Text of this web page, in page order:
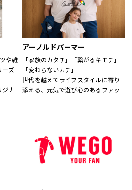
や雑
ーズ
ジナ
、
を
アーノルドパーマー
「家族のカタチ」「繋がるキモチ」
「変わらないカチ」
世代を越えてライフスタイルに寄り
添える、元気で遊び心のあるファッ
※イーアスつくば店ではキッズの取
扱いはございません。